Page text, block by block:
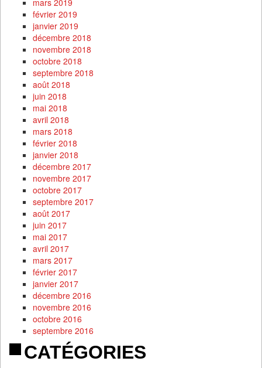
mars 2019
février 2019
janvier 2019
décembre 2018
novembre 2018
octobre 2018
septembre 2018
août 2018
juin 2018
mai 2018
avril 2018
mars 2018
février 2018
janvier 2018
décembre 2017
novembre 2017
octobre 2017
septembre 2017
août 2017
juin 2017
mai 2017
avril 2017
mars 2017
février 2017
janvier 2017
décembre 2016
novembre 2016
octobre 2016
septembre 2016
CATÉGORIES